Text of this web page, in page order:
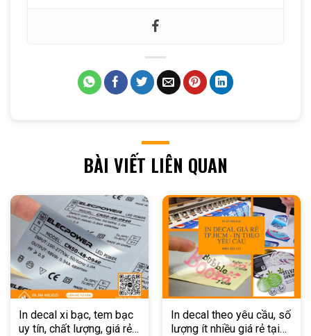
BÀI VIẾT LIÊN QUAN
In decal xi bạc, tem bạc
uy tín, chất lượng, giá rẻ
In decal theo yêu cầu, số
lượng ít nhiều giá rẻ tại